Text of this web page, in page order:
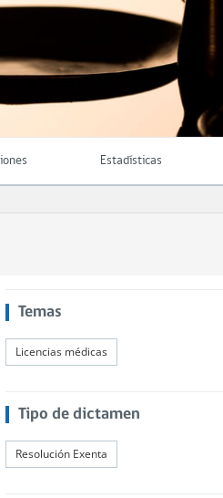
Estadísticas
Temas
Licencias médicas
Tipo de dictamen
Resolución Exenta